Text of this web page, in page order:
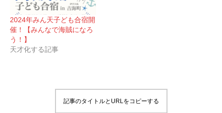
2024年みん天子ども合宿開
催！【みんなで海賊になろ
う！】
天才化する記事
記事のタイトルとURLをコピーする